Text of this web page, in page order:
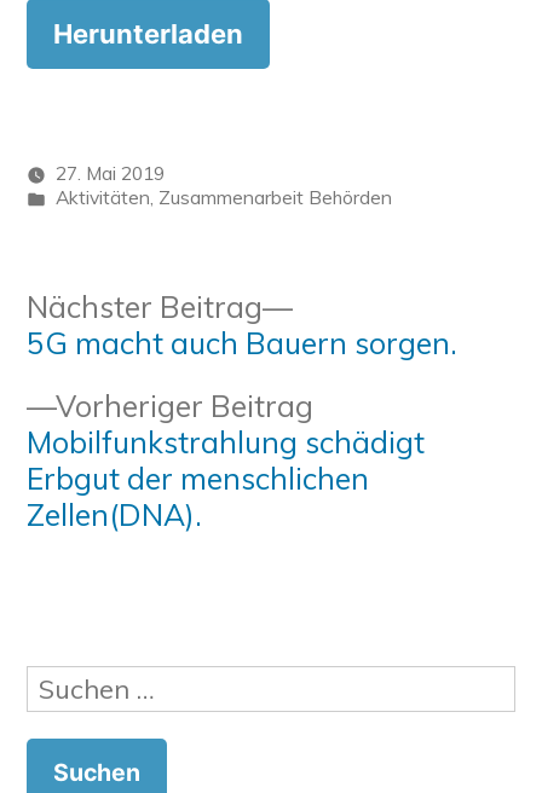
Herunterladen
27. Mai 2019
Veröffentlicht
Aktivitäten Zusammenarbeit Behörden
Beitragsnavigation
Vorheriger Beitrag
Beitrag:
Mobilfunkstrahlung schädigt
Erbgut der menschlichen
Zellen(DNA).
Nächster Beitrag
Nächster
Beitrag:
5G macht auch Bauern sorgen.
Suchen
nach: